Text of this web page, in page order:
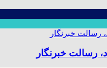
رسالت خبرنگار